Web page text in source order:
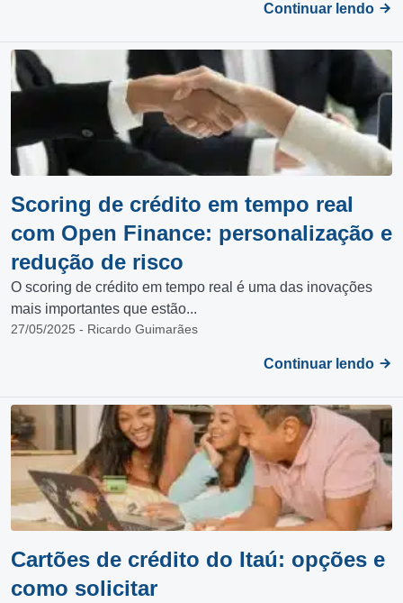
Continuar lendo
Scoring de crédito em tempo real
com Open Finance: personalização e
redução de risco
O scoring de crédito em tempo real é uma das inovações
mais importantes que estão...
27/05/2025 - Ricardo Guimarães
Continuar lendo
Cartões de crédito do Itaú: opções e
como solicitar